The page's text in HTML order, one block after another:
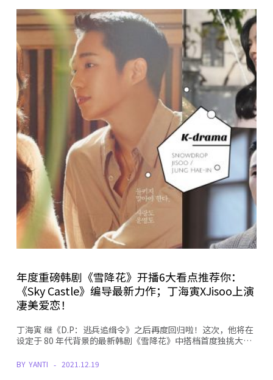
年度重磅韩剧《雪降花》开播6大看点推荐你：
《Sky Castle》编导最新力作；丁海寅XJisoo上演
凄美爱恋！
丁海寅 继《D.P：逃兵追缉令》之后再度回归啦！这次，他将在
设定于 80 年代背景的最新韩剧《雪降花》中搭档首度独挑大…
BY YANTI 2021.12.19